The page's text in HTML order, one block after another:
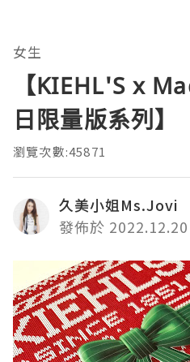
女生
【KIEHL'S x
日限量版系列】
瀏覽次數:45871
久美小姐Ms.Jovi
發佈於 2022.12.20